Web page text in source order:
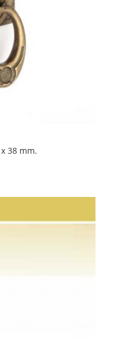
38 mm.